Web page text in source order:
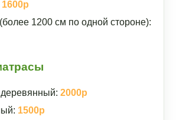
1600р
1200 см по одной стороне):
2000р
1500р